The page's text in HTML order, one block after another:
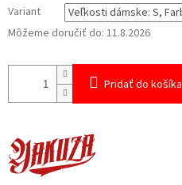
Variant
Môžeme doručiť do: 11.8.2026
Pridať do košíka